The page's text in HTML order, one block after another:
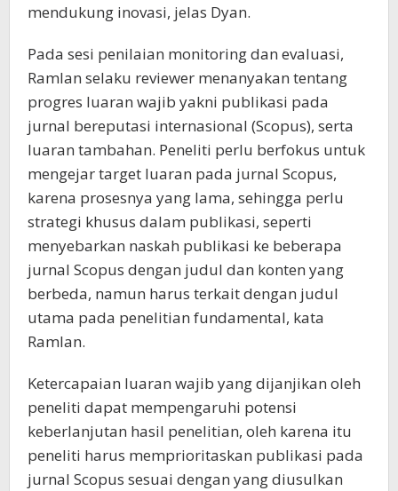
mendukung inovasi, jelas Dyan.
Pada sesi penilaian monitoring dan evaluasi,
Ramlan selaku reviewer menanyakan tentang
progres luaran wajib yakni publikasi pada
jurnal bereputasi internasional (Scopus), serta
luaran tambahan. Peneliti perlu berfokus untuk
mengejar target luaran pada jurnal Scopus,
karena prosesnya yang lama, sehingga perlu
strategi khusus dalam publikasi, seperti
menyebarkan naskah publikasi ke beberapa
jurnal Scopus dengan judul dan konten yang
berbeda, namun harus terkait dengan judul
utama pada penelitian fundamental, kata
Ramlan.
Ketercapaian luaran wajib yang dijanjikan oleh
peneliti dapat mempengaruhi potensi
keberlanjutan hasil penelitian, oleh karena itu
peneliti harus memprioritaskan publikasi pada
jurnal Scopus sesuai dengan yang diusulkan